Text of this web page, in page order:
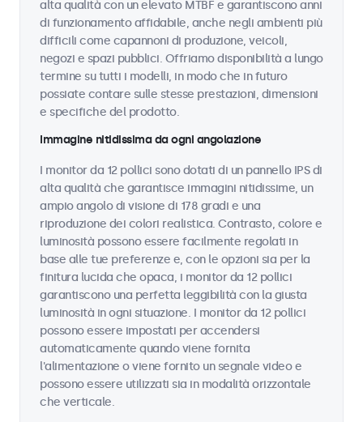
alta qualità con un elevato MTBF e garantiscono anni
di funzionamento affidabile, anche negli ambienti più
difficili come capannoni di produzione, veicoli,
negozi e spazi pubblici. Offriamo disponibilità a lungo
termine su tutti i modelli, in modo che in futuro
possiate contare sulle stesse prestazioni, dimensioni
e specifiche del prodotto.
Immagine nitidissima da ogni angolazione
I monitor da 12 pollici sono dotati di un pannello IPS di
alta qualità che garantisce immagini nitidissime, un
ampio angolo di visione di 178 gradi e una
riproduzione dei colori realistica. Contrasto, colore e
luminosità possono essere facilmente regolati in
base alle tue preferenze e, con le opzioni sia per la
finitura lucida che opaca, i monitor da 12 pollici
garantiscono una perfetta leggibilità con la giusta
luminosità in ogni situazione. I monitor da 12 pollici
possono essere impostati per accendersi
automaticamente quando viene fornita
l'alimentazione o viene fornito un segnale video e
possono essere utilizzati sia in modalità orizzontale
che verticale.